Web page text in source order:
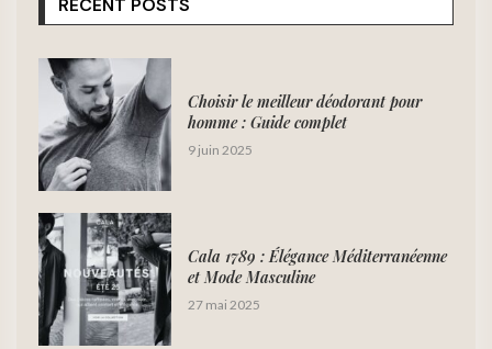
RECENT POSTS
Choisir le meilleur déodorant pour
homme : Guide complet
9 juin 2025
Cala 1789 : Élégance Méditerranéenne
et Mode Masculine
27 mai 2025